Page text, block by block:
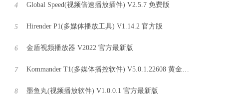
4 Global Speed(视频倍速播放插件) V2.5.7 免费版
5 Hirender P1(多媒体播放工具) V1.14.2 官方版
6 金盾视频播放器 V2022 官方最新版
7 Kommander T1(多媒体播控软件) V5.0.1.22608 黄金修改版
8 墨鱼丸(视频播放软件) V1.0.0.1 官方最新版
欢迎来到街机模拟器app下载手机版，这里将带你回到童年时光，畅玩经典街机游戏，释放内心的游戏狂热！无论是喜欢拳皇、恐龙快打、街霸还是合金弹头，我们都汇集了大量热门街机游戏，百玩不厌，让你尽情享受游戏的无穷乐趣！